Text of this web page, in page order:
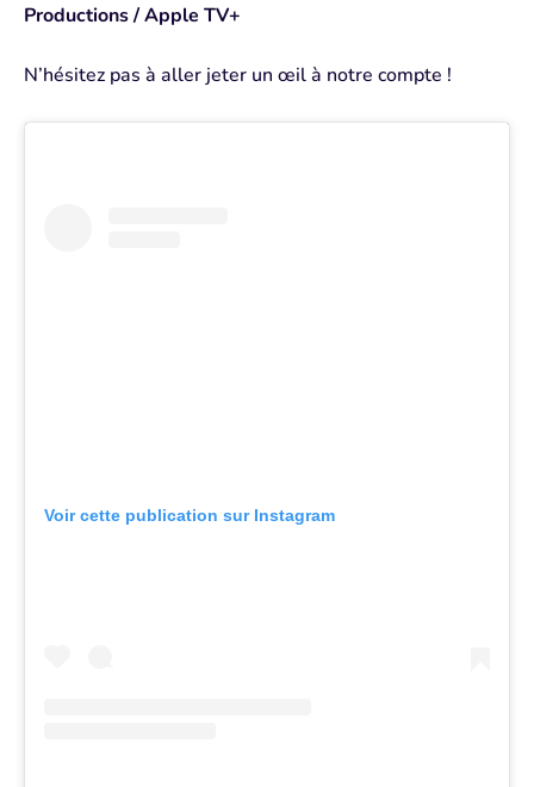
Productions / Apple TV+
N’hésitez pas à aller jeter un œil à notre compte !
Voir cette publication sur Instagram